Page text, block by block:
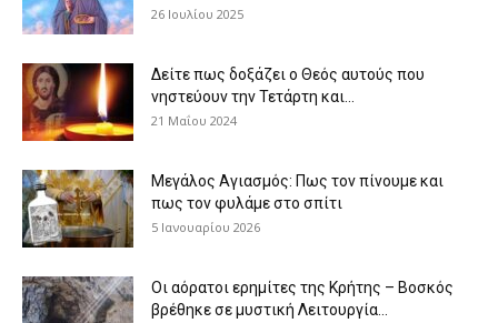
26 Ιουλίου 2025
Δείτε πως δοξάζει ο Θεός αυτούς που
νηστεύουν την Τετάρτη και...
21 Μαΐου 2024
Μεγάλος Αγιασμός: Πως τον πίνουμε και
πως τον φυλάμε στο σπίτι
5 Ιανουαρίου 2026
Οι αόρατοι ερημίτες της Κρήτης – Βοσκός
βρέθηκε σε μυστική Λειτουργία...